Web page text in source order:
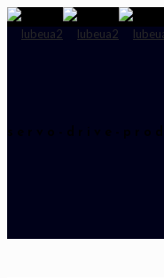
servo-drive-prod